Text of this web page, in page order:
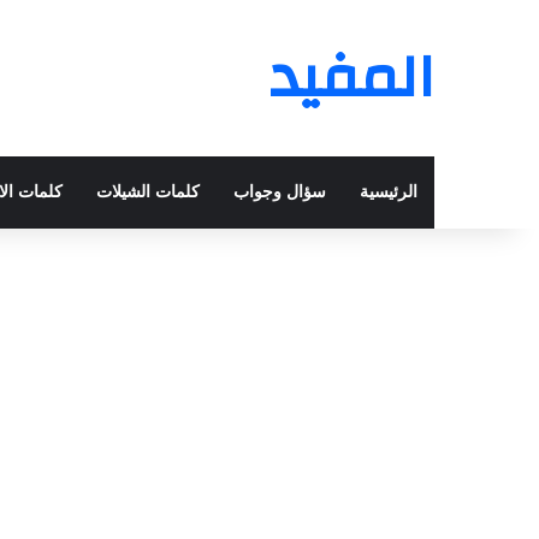
المفيد
الرئيسية سؤال وجواب كلمات الشيلات كلمات